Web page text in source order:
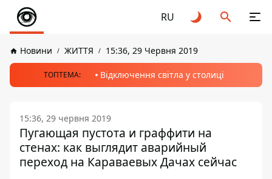
RU
Новини ЖИТТЯ 15:36, 29 Червня 2019
ТОПТЕМА: Відключення світла у столиці
15:36, 29 червня 2019
Пугающая пустота и граффити на
стенах: как выглядит аварийный
переход на Караваевых Дачах сейчас